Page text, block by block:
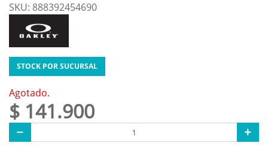
SKU: 888392454690
STOCK POR SUCURSAL
Agotado.
$ 141.900